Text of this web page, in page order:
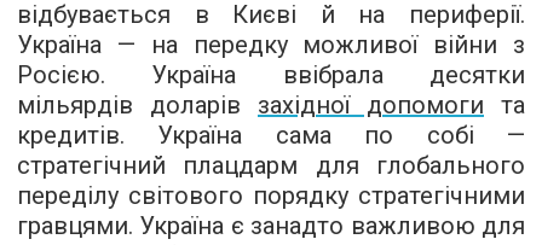
відбувається в Києві й на периферії.
Україна — на передку можливої війни з
Росією. Україна ввібрала десятки
мільярдів доларів західної допомоги та
кредитів. Україна сама по собі —
стратегічний плацдарм для глобального
переділу світового порядку стратегічними
гравцями. Україна є занадто важливою для